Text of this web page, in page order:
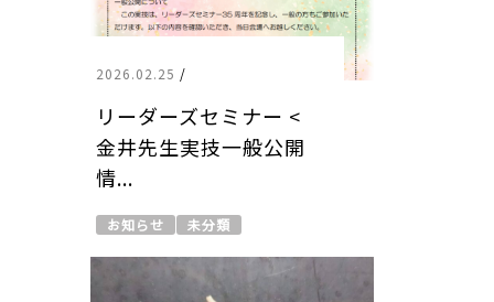
2026.02.25 /
リーダーズセミナー <
金井先生実技一般公開
情...
お知らせ 未分類